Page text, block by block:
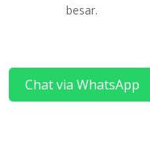
besar.
Chat via WhatsApp